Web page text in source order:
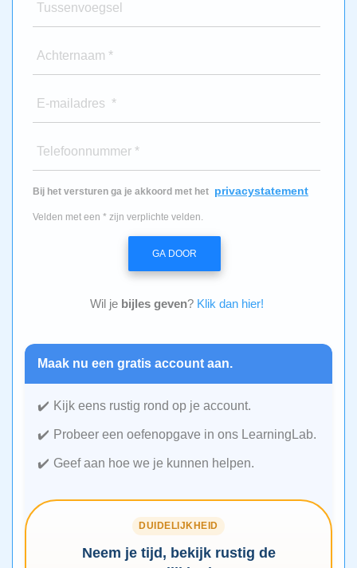
Tussenvoegsel
Achternaam *
E-mailadres *
Telefoonnummer *
Bij het versturen ga je akkoord met het privacystatement
Velden met een * zijn verplichte velden.
GA DOOR
Wil je bijles geven? Klik dan hier!
Maak nu een gratis account aan.
Kijk eens rustig rond op je account.
Probeer een oefenopgave in ons LearningLab.
Geef aan hoe we je kunnen helpen.
DUIDELIJKHEID
Neem je tijd, bekijk rustig de